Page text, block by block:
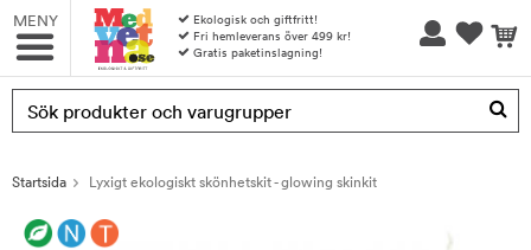
MENY
Ekologisk och giftfritt!
Fri hemleverans över 499 kr!
Gratis paketinslagning!
Produkten har blivit tillagd i varukorgen
Startsida Lyxigt ekologiskt skönhetskit - glowing skinkit